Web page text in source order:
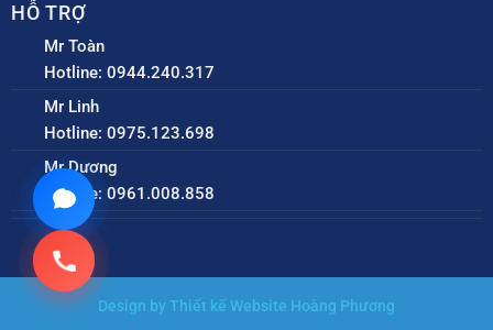
HỖ TRỢ
Mr Toàn
Hotline: 0944.240.317
Mr Linh
Hotline: 0975.123.698
Mr Dương
Hotline: 0961.008.858
Design by Thiết kế Website Hoàng Phương